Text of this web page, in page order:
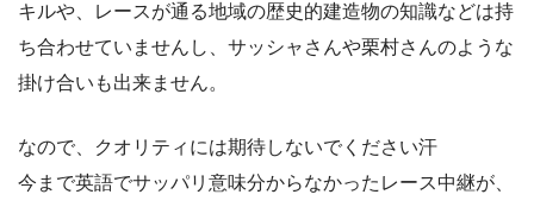
キルや、レースが通る地域の歴史的建造物の知識などは持
ち合わせていませんし、サッシャさんや栗村さんのような
掛け合いも出来ません。
なので、クオリティには期待しないでください汗
今まで英語でサッパリ意味分からなかったレース中継が、